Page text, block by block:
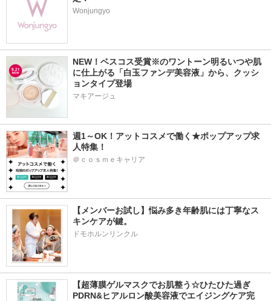
Wonjungyo
NEW！ベスコス受賞※のワントーン明るいつや肌
に仕上がる「白玉ファンデ美容液」から、クッシ
ョンタイプ登場
マキアージュ
週1～OK！アットコスメで働く★ポップアップ求
人特集！
＠ｃｏｓｍｅキャリア
【メンバーお試し】悩み多き年齢肌には丁寧なス
キンケアが鍵。
ドモホルンリンクル
【超薄膜ゲルマスクでお肌整う☆ひたひた過ぎ
PDRN&ヒアルロン酸美容液でエイジングケア完